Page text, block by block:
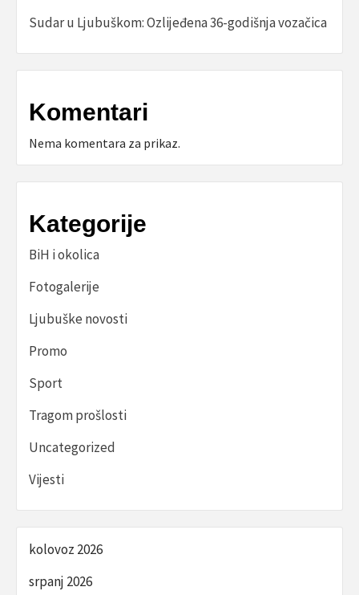
Sudar u Ljubuškom: Ozlijeđena 36-godišnja vozačica
Komentari
Nema komentara za prikaz.
Kategorije
BiH i okolica
Fotogalerije
Ljubuške novosti
Promo
Sport
Tragom prošlosti
Uncategorized
Vijesti
kolovoz 2026
srpanj 2026